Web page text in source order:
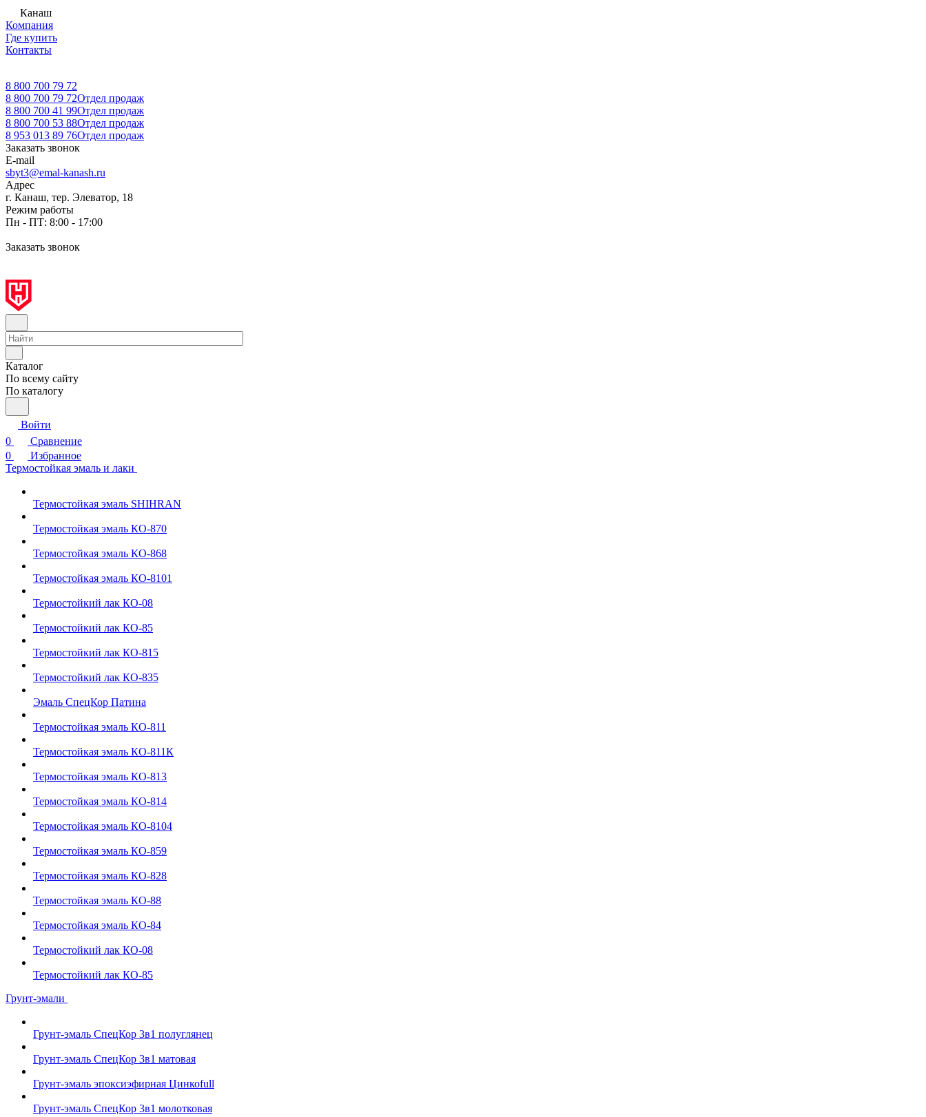
Канаш
Компания
Где купить
Контакты
8 800 700 79 72
8 800 700 79 72Отдел продаж
8 800 700 41 99Отдел продаж
8 800 700 53 88Отдел продаж
8 953 013 89 76Отдел продаж
Заказать звонок
E-mail
sbyt3@emal-kanash.ru
Адрес
г. Канаш, тер. Элеватор, 18
Режим работы
Пн - ПТ: 8:00 - 17:00
Заказать звонок
Каталог
По всему сайту
По каталогу
Войти
0
Сравнение
0
Избранное
Термостойкая эмаль и лаки
Термостойкая эмаль SHIHRAN
Термостойкая эмаль КО-870
Термостойкая эмаль КО-868
Термостойкая эмаль КО-8101
Термостойкий лак КО-08
Термостойкий лак КО-85
Термостойкий лак КО-815
Термостойкий лак КО-835
Эмаль СпецКор Патина
Термостойкая эмаль КО-811
Термостойкая эмаль КО-811К
Термостойкая эмаль КО-813
Термостойкая эмаль КО-814
Термостойкая эмаль КО-8104
Термостойкая эмаль КО-859
Термостойкая эмаль КО-828
Термостойкая эмаль КО-88
Термостойкая эмаль КО-84
Термостойкий лак КО-08
Термостойкий лак КО-85
Грунт-эмали
Грунт-эмаль СпецКор 3в1 полуглянец
Грунт-эмаль СпецКор 3в1 матовая
Грунт-эмаль эпоксиэфирная Цинкоfull
Грунт-эмаль СпецКор 3в1 молотковая